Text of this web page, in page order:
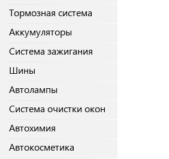
Тормозная система
Аккумуляторы
Система зажигания
Шины
Автолампы
Система очистки окон
Автохимия
Автокосметика